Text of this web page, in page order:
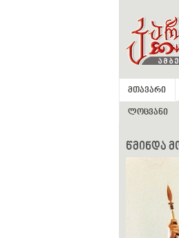
მთავარი
ლოცვანი
წმინდა